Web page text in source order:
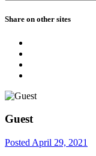
Share on other sites
Guest
Posted April 29, 2021